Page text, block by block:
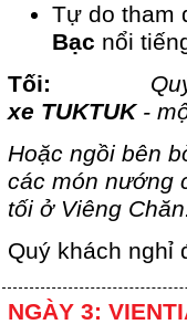
Tự do tham
Bạc nổi
Tối:
xe TUKTUK -
Hoặc ngồi bên
các món nướng
tối ở Viêng
Quý khách nghỉ
NGÀY 3: